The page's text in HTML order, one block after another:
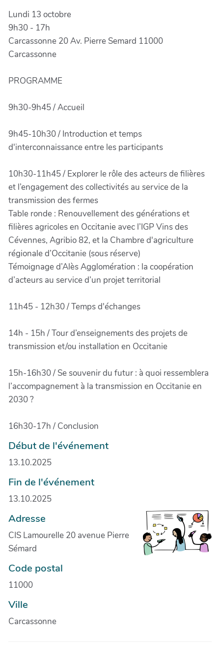
Lundi 13 octobre
9h30 - 17h
Carcassonne 20 Av. Pierre Semard 11000
Carcassonne
PROGRAMME
9h30-9h45 / Accueil
9h45-10h30 / Introduction et temps
d'interconnaissance entre les participants
10h30-11h45 / Explorer le rôle des acteurs de filières
et l’engagement des collectivités au service de la
transmission des fermes
Table ronde : Renouvellement des générations et
filières agricoles en Occitanie avec l’IGP Vins des
Cévennes, Agribio 82, et la Chambre d'agriculture
régionale d’Occitanie (sous réserve)
Témoignage d’Alès Agglomération : la coopération
d’acteurs au service d’un projet territorial
11h45 - 12h30 / Temps d'échanges
14h - 15h / Tour d’enseignements des projets de
transmission et/ou installation en Occitanie
15h-16h30 / Se souvenir du futur : à quoi ressemblera
l’accompagnement à la transmission en Occitanie en
2030 ?
16h30-17h / Conclusion
Début de l'événement
13.10.2025
Fin de l'événement
13.10.2025
Adresse
CIS Lamourelle 20 avenue Pierre
Sémard
Code postal
11000
Ville
Carcassonne